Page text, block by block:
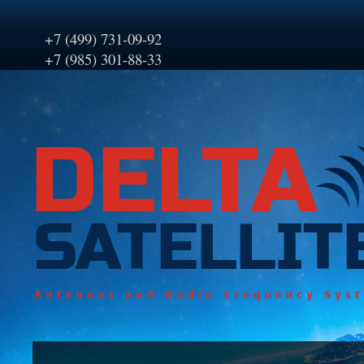
+7 (499) 731-09-92
+7 (985) 301-88-33